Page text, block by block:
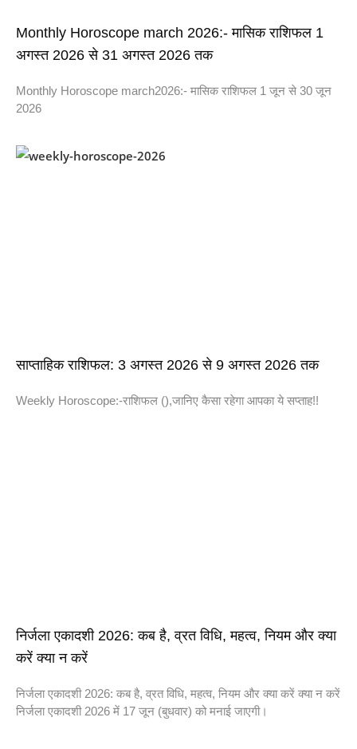
Monthly Horoscope march 2026:- मासिक राशिफल 1
अगस्त 2026 से 31 अगस्त 2026 तक
Monthly Horoscope march2026:- मासिक राशिफल 1 जून से 30 जून
2026
साप्ताहिक राशिफल: 3 अगस्त 2026 से 9 अगस्त 2026 तक
Weekly Horoscope:-राशिफल (),जानिए कैसा रहेगा आपका ये सप्ताह!!
निर्जला एकादशी 2026: कब है, व्रत विधि, महत्व, नियम और क्या
करें क्या न करें
निर्जला एकादशी 2026: कब है, व्रत विधि, महत्व, नियम और क्या करें क्या न करें
निर्जला एकादशी 2026 में 17 जून (बुधवार) को मनाई जाएगी।